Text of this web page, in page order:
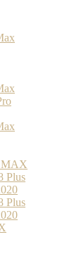
MAX
Plus
Plus